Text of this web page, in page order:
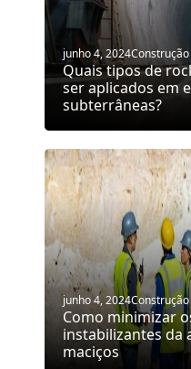
junho 4, 2024Construção
Quais tipos de
ser aplicados em
subterrâneas?
junho 4, 2024
Como minimizar
instabilizantes da
maciços